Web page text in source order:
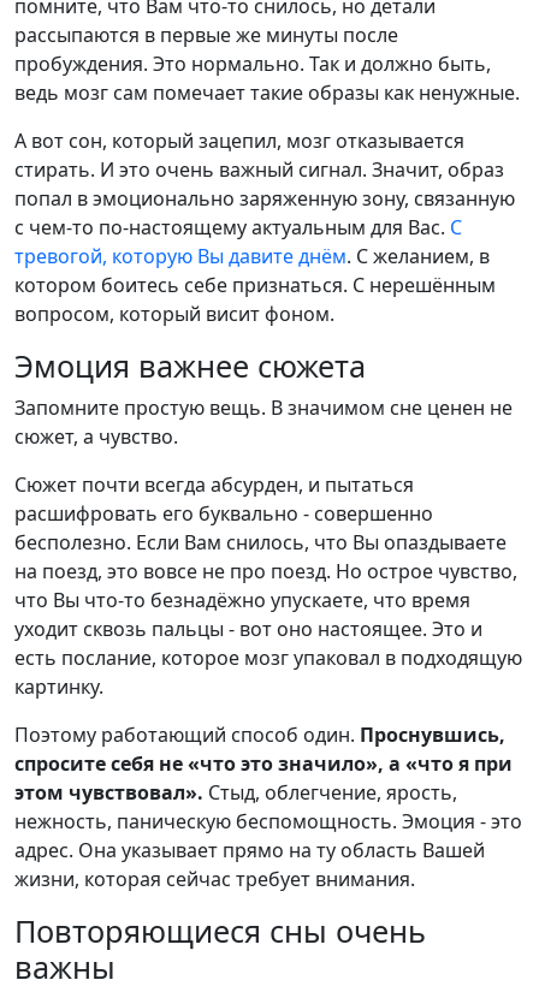
помните, что Вам что-то снилось, но детали
рассыпаются в первые же минуты после
пробуждения. Это нормально. Так и должно быть,
ведь мозг сам помечает такие образы как ненужные.
А вот сон, который зацепил, мозг отказывается
стирать. И это очень важный сигнал. Значит, образ
попал в эмоционально заряженную зону, связанную
с чем-то по-настоящему актуальным для Вас. С
тревогой, которую Вы давите днём. С желанием, в
котором боитесь себе признаться. С нерешённым
вопросом, который висит фоном.
Эмоция важнее сюжета
Запомните простую вещь. В значимом сне ценен не
сюжет, а чувство.
Сюжет почти всегда абсурден, и пытаться
расшифровать его буквально - совершенно
бесполезно. Если Вам снилось, что Вы опаздываете
на поезд, это вовсе не про поезд. Но острое чувство,
что Вы что-то безнадёжно упускаете, что время
уходит сквозь пальцы - вот оно настоящее. Это и
есть послание, которое мозг упаковал в подходящую
картинку.
Поэтому работающий способ один. Проснувшись,
спросите себя не «что это значило», а «что я при
этом чувствовал». Стыд, облегчение, ярость,
нежность, паническую беспомощность. Эмоция - это
адрес. Она указывает прямо на ту область Вашей
жизни, которая сейчас требует внимания.
Повторяющиеся сны очень
важны